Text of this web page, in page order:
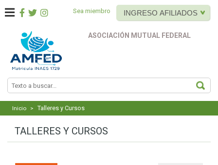
INGRESO AFILIADOS
Sea miembro
ASOCIACIÓN MUTUAL FEDERAL
Inicio > Talleres y Cursos
TALLERES Y CURSOS